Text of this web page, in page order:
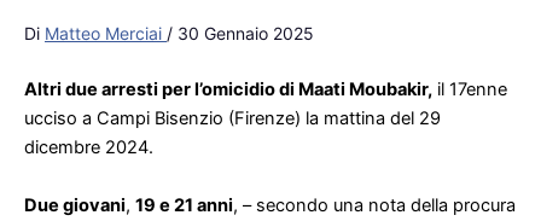
Di Matteo Merciai / 30 Gennaio 2025
Altri due arresti per l’omicidio di Maati Moubakir, il 17enne
ucciso a Campi Bisenzio (Firenze) la mattina del 29
dicembre 2024.
Due giovani, 19 e 21 anni, – secondo una nota della procura